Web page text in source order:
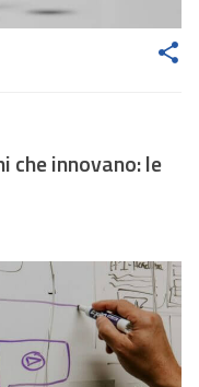
che innovano: le